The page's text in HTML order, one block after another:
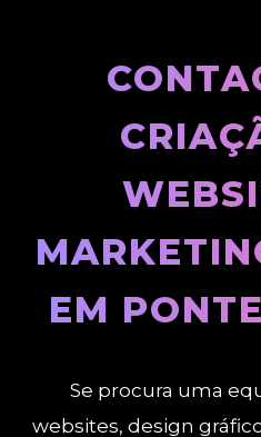
EM
Se procura uma
websites, design